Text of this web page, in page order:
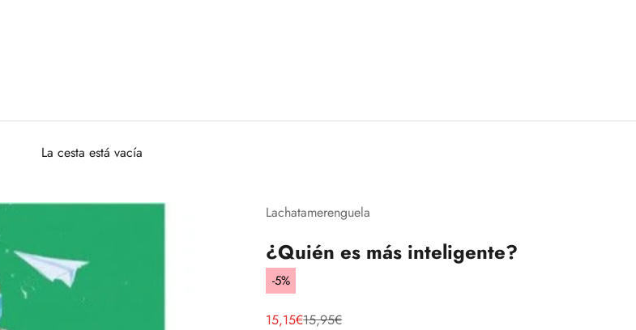
La cesta está vacía
Lachatamerenguela
¿Quién es más inteligente?
-5%
Precio de oferta
15,15€Precio normal
15,95€